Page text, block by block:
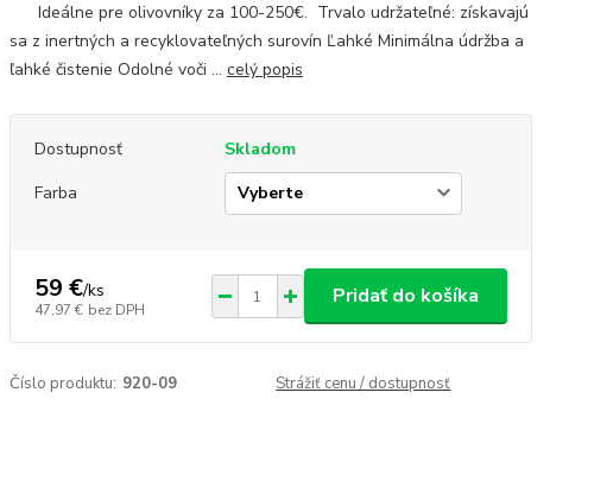
Ideálne pre olivovníky za 100-250€. Trvalo udržateľné: získavajú
sa z inertných a recyklovateľných surovín Ľahké Minimálna údržba a
ľahké čistenie Odolné voči ... celý popis
Dostupnosť
Skladom
Farba
59 €/ks
47,97 € bez DPH
Pridať do košíka
Číslo produktu: 920-09 Strážiť cenu / dostupnosť